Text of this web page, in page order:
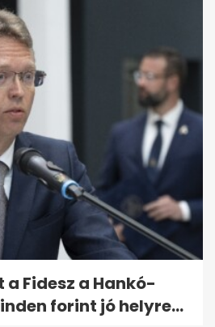
Fidesz a Hankó-
forint jó helyre...